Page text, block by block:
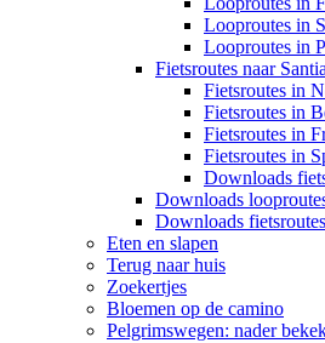
Looproutes in
Looproutes in
Fietsroutes naar
Fietsroutes in
Fietsroutes in
Fietsroutes in
Fietsroutes in
Downloads
Downloads
Downloads fietsroutes
Eten en slapen
Terug naar huis
Zoekertjes
Bloemen op de camino
Pelgrimswegen: nader